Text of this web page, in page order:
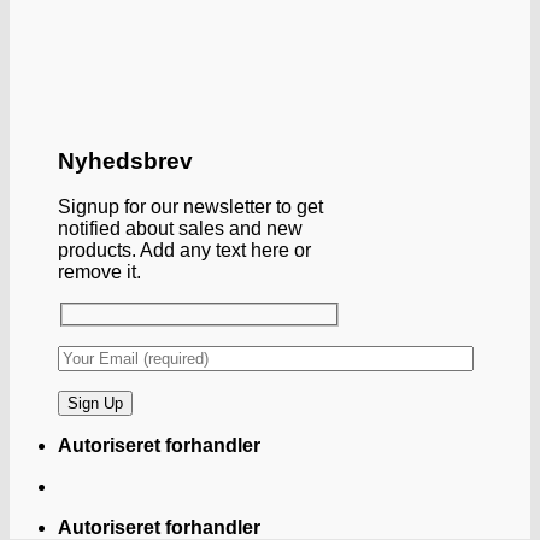
Nyhedsbrev
Signup for our newsletter to get
notified about sales and new
products. Add any text here or
remove it.
Autoriseret forhandler
Autoriseret forhandler